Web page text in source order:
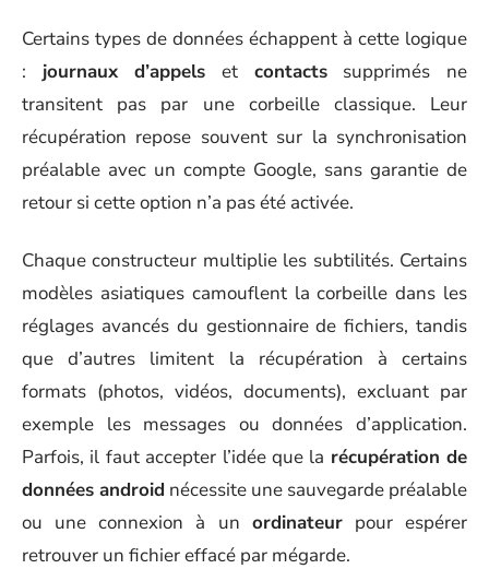
Certains types de données échappent à cette logique
: journaux d’appels et contactssupprimés ne
transitent pas par une corbeille classique. Leur
récupération repose souvent sur la synchronisation
préalable avec un compte Google, sans garantie de
retour si cette option n’a pas été activée.
Chaque constructeur multiplie les subtilités. Certains
modèles asiatiques camouflent la corbeille dans les
réglages avancés du gestionnaire de fichiers, tandis
que d’autres limitent la récupération à certains
formats (photos, vidéos, documents), excluant par
exemple les messages ou données d’application.
Parfois, il faut accepter l’idée que la récupération de
données android nécessite une sauvegarde préalable
ou une connexion à un ordinateurpour espérer
retrouver un fichier effacé par mégarde.